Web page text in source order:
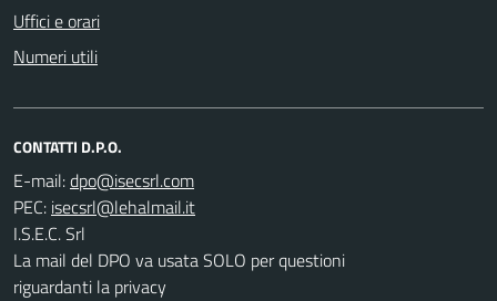
Uffici e orari
Numeri utili
CONTATTI D.P.O.
E-mail:
PEC:
I.S.E.C. Srl
La mail del DPO va usata SOLO per questioni
riguardanti la privacy